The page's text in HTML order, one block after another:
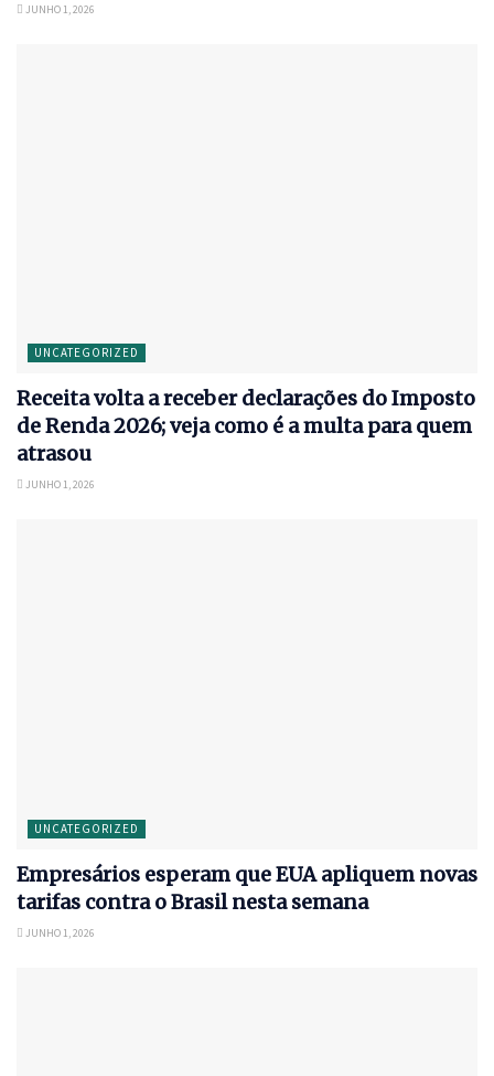
JUNHO 1, 2026
UNCATEGORIZED
Receita volta a receber declarações do Imposto
de Renda 2026; veja como é a multa para quem
atrasou
JUNHO 1, 2026
UNCATEGORIZED
Empresários esperam que EUA apliquem novas
tarifas contra o Brasil nesta semana
JUNHO 1, 2026